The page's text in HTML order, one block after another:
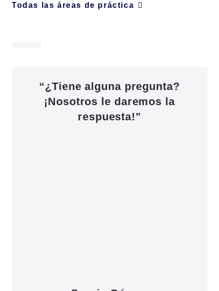
Todas las áreas de práctica
“¿Tiene alguna pregunta?
¡Nosotros le daremos la
respuesta!”